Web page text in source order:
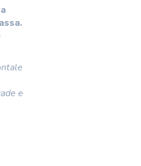
e